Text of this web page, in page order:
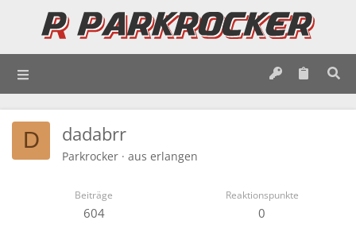
D dadabrr
Parkrocker · aus erlangen
Beiträge
604
Reaktionspunkte
0